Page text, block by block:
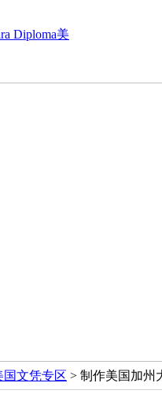
Diploma美
国文凭专区 > 制作美国加州